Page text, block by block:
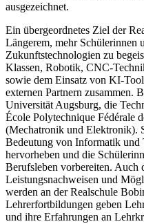
ausgezeichnet.
Ein übergeordnetes Ziel der
Längerem, mehr Schülerinnen
Zukunftstechnologien zu
Klassen, Robotik, CNC-
sowie dem Einsatz von KI-
externen Partnern zusammen.
Universität Augsburg, die
École Polytechnique Fédérale
(Mechatronik und Elektronik).
Bedeutung von Informatik und
hervorheben und die
Berufsleben vorbereiten. Auch
Leistungsnachweisen und
werden an der Realschule
Lehrerfortbildungen geben
und ihre Erfahrungen an